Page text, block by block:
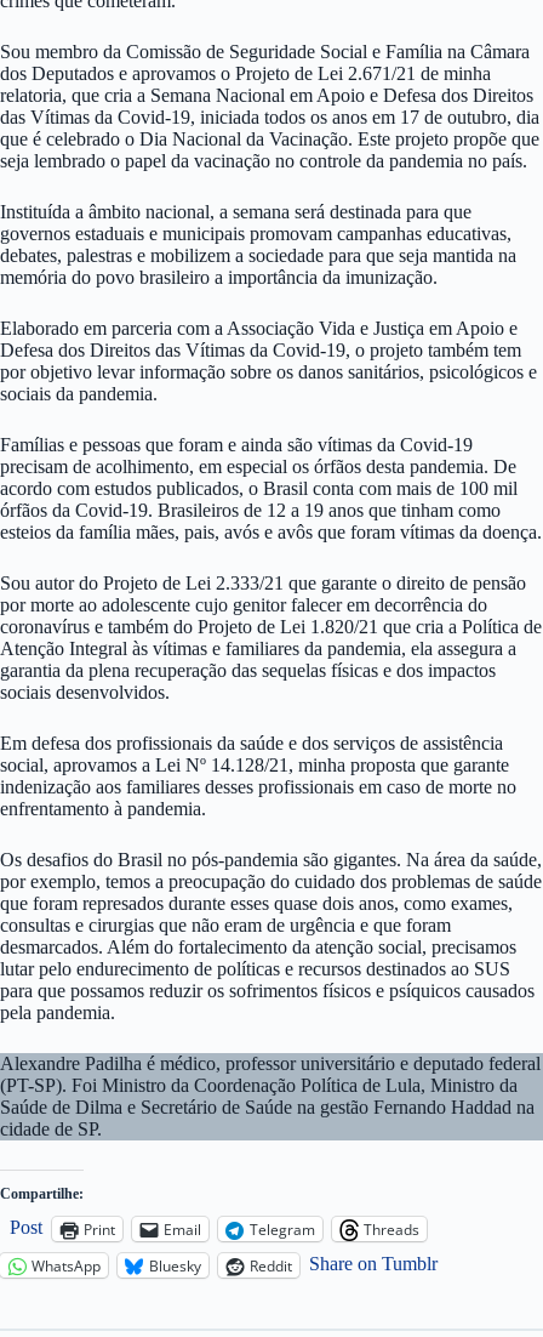
Sou membro da Comissão de Seguridade Social e Família na Câmara
dos Deputados e aprovamos o Projeto de Lei 2.671/21 de minha
relatoria, que cria a Semana Nacional em Apoio e Defesa dos Direitos
das Vítimas da Covid-19, iniciada todos os anos em 17 de outubro, dia
que é celebrado o Dia Nacional da Vacinação. Este projeto propõe que
seja lembrado o papel da vacinação no controle da pandemia no país.
Instituída a âmbito nacional, a semana será destinada para que
governos estaduais e municipais promovam campanhas educativas,
debates, palestras e mobilizem a sociedade para que seja mantida na
memória do povo brasileiro a importância da imunização.
Elaborado em parceria com a Associação Vida e Justiça em Apoio e
Defesa dos Direitos das Vítimas da Covid-19, o projeto também tem
por objetivo levar informação sobre os danos sanitários, psicológicos e
sociais da pandemia.
Famílias e pessoas que foram e ainda são vítimas da Covid-19
precisam de acolhimento, em especial os órfãos desta pandemia. De
acordo com estudos publicados, o Brasil conta com mais de 100 mil
órfãos da Covid-19. Brasileiros de 12 a 19 anos que tinham como
esteios da família mães, pais, avós e avôs que foram vítimas da doença.
Sou autor do Projeto de Lei 2.333/21 que garante o direito de pensão
por morte ao adolescente cujo genitor falecer em decorrência do
coronavírus e também do Projeto de Lei 1.820/21 que cria a Política de
Atenção Integral às vítimas e familiares da pandemia, ela assegura a
garantia da plena recuperação das sequelas físicas e dos impactos
sociais desenvolvidos.
Em defesa dos profissionais da saúde e dos serviços de assistência
social, aprovamos a Lei Nº 14.128/21, minha proposta que garante
indenização aos familiares desses profissionais em caso de morte no
enfrentamento à pandemia.
Os desafios do Brasil no pós-pandemia são gigantes. Na área da saúde,
por exemplo, temos a preocupação do cuidado dos problemas de saúde
que foram represados durante esses quase dois anos, como exames,
consultas e cirurgias que não eram de urgência e que foram
desmarcados. Além do fortalecimento da atenção social, precisamos
lutar pelo endurecimento de políticas e recursos destinados ao SUS
para que possamos reduzir os sofrimentos físicos e psíquicos causados
pela pandemia.
Alexandre Padilha é médico, professor universitário e deputado federal
(PT-SP). Foi Ministro da Coordenação Política de Lula, Ministro da
Saúde de Dilma e Secretário de Saúde na gestão Fernando Haddad na
cidade de SP.
Compartilhe:
Post Print Email Telegram
Threads
WhatsApp
Bluesky Reddit Share on Tumblr